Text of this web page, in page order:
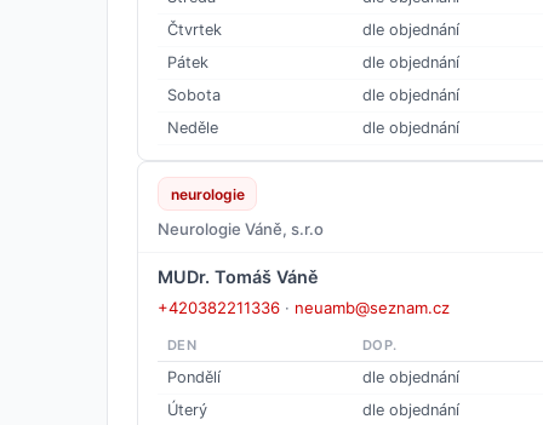
Čtvrtek
dle objednání
Pátek
dle objednání
Sobota
dle objednání
Neděle
dle objednání
neurologie
Neurologie Váně, s.r.o
MUDr. Tomáš Váně
+420382211336 · neuamb@seznam.cz
DEN DOP.
Pondělí
dle objednání
Úterý
dle objednání